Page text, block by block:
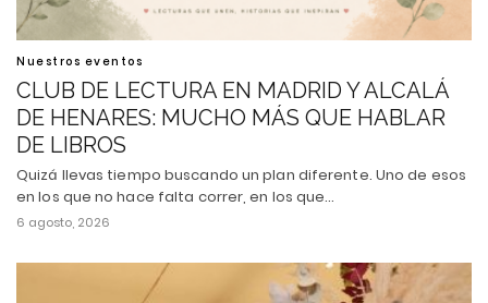
Nuestros eventos
CLUB DE LECTURA EN MADRID Y ALCALÁ
DE HENARES: MUCHO MÁS QUE HABLAR
DE LIBROS
Quizá llevas tiempo buscando un plan diferente. Uno de esos
en los que no hace falta correr, en los que…
6 agosto, 2026